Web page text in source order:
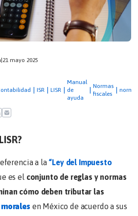
21 mayo 2025
ISR LISR
Manual
de
ayuda
Normas
fiscales
a la “Ley del Impuesto
es el conjunto de reglas y normas
cómo deben tributar las
morales en México de acuerdo a sus